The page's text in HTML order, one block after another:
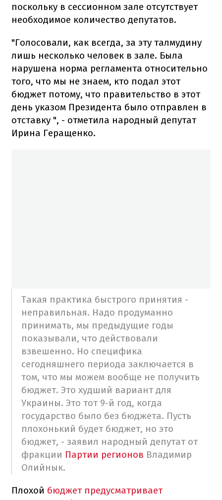
поскольку в сессионном зале отсутствует
необходимое количество депутатов.
"Голосовали, как всегда, за эту талмудину
лишь несколько человек в зале. Была
нарушена норма регламента относительно
того, что мы не знаем, кто подал этот
бюджет потому, что правительство в этот
день указом Президента было отправлен в
отставку ", - отметила народный депутат
Ирина Геращенко.
Такая практика быстрого принятия -
неправильная. Надо продуманно
принимать, мы предыдущие годы
показывали, что действовали
взвешенно. Но специфика
сегодняшнего периода заключается в
том, что мы можем вообще не получить
бюджет. Это худший вариант для
Украины. Это тот 9-й год, когда
государство было без бюджета. Пусть
плохонький будет бюджет, но это
бюджет, - заявил народный депутат от
фракции Партии регионов Владимир
Олийнык.
Плохой бюджет предусматривает